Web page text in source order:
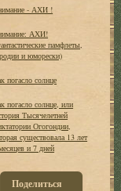
- АХИ !
АХИ!
памфлеты,
и юморески)
погасло солнце
погасло солнце, или
Тысячелетней
Огогондии,
существовала 13 лет
и 7 дней
Поделиться